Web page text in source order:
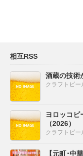
相互RSS
酒蔵の技術
クラフトビー
ヨロッコ
（2026）
クラフトビー
【元町･